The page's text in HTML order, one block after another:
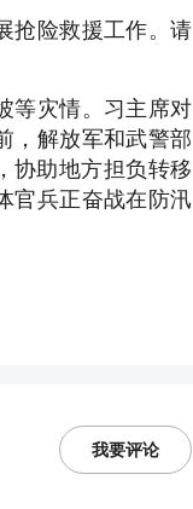
抢险救援工作。请
等灾情。习主席对
，解放军和武警部
协助地方担负转移
官兵正奋战在防汛
我要评论